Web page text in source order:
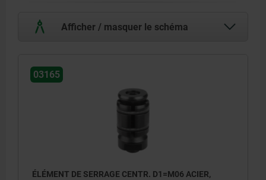
Afficher / masquer le schéma
03165
ÉLÉMENT DE SERRAGE CENTR. D1=M06 ACIER,